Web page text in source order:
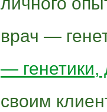
врач —
— генетики,
своим